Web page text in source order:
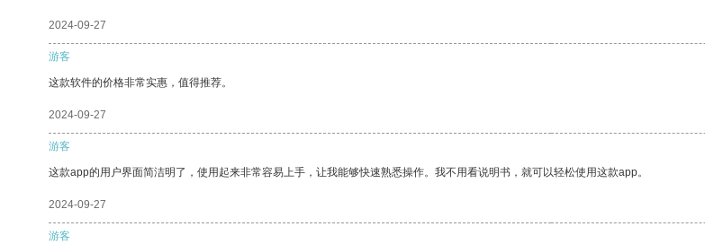
2024-09-27
游客
这款软件的价格非常实惠，值得推荐。
2024-09-27
游客
这款app的用户界面简洁明了，使用起来非常容易上手，让我能够快速熟悉操作。我不用看说明书，就可以轻松使用这款app。
2024-09-27
游客